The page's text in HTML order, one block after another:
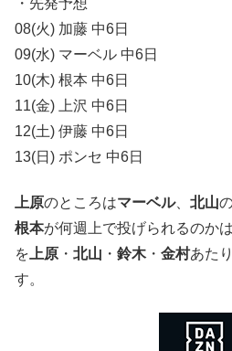
08(火) 加藤 中6日
09(水) マーベル 中6日
10(木) 根本 中6日
11(金) 上沢 中6日
12(土) 伊藤 中6日
13(日) ポンセ 中6日
上原のところはマーベル、 北山
根本が何週上で投げられるのか
を 上原 ・ 北山 ・ 鈴木・ 金村あた
す。